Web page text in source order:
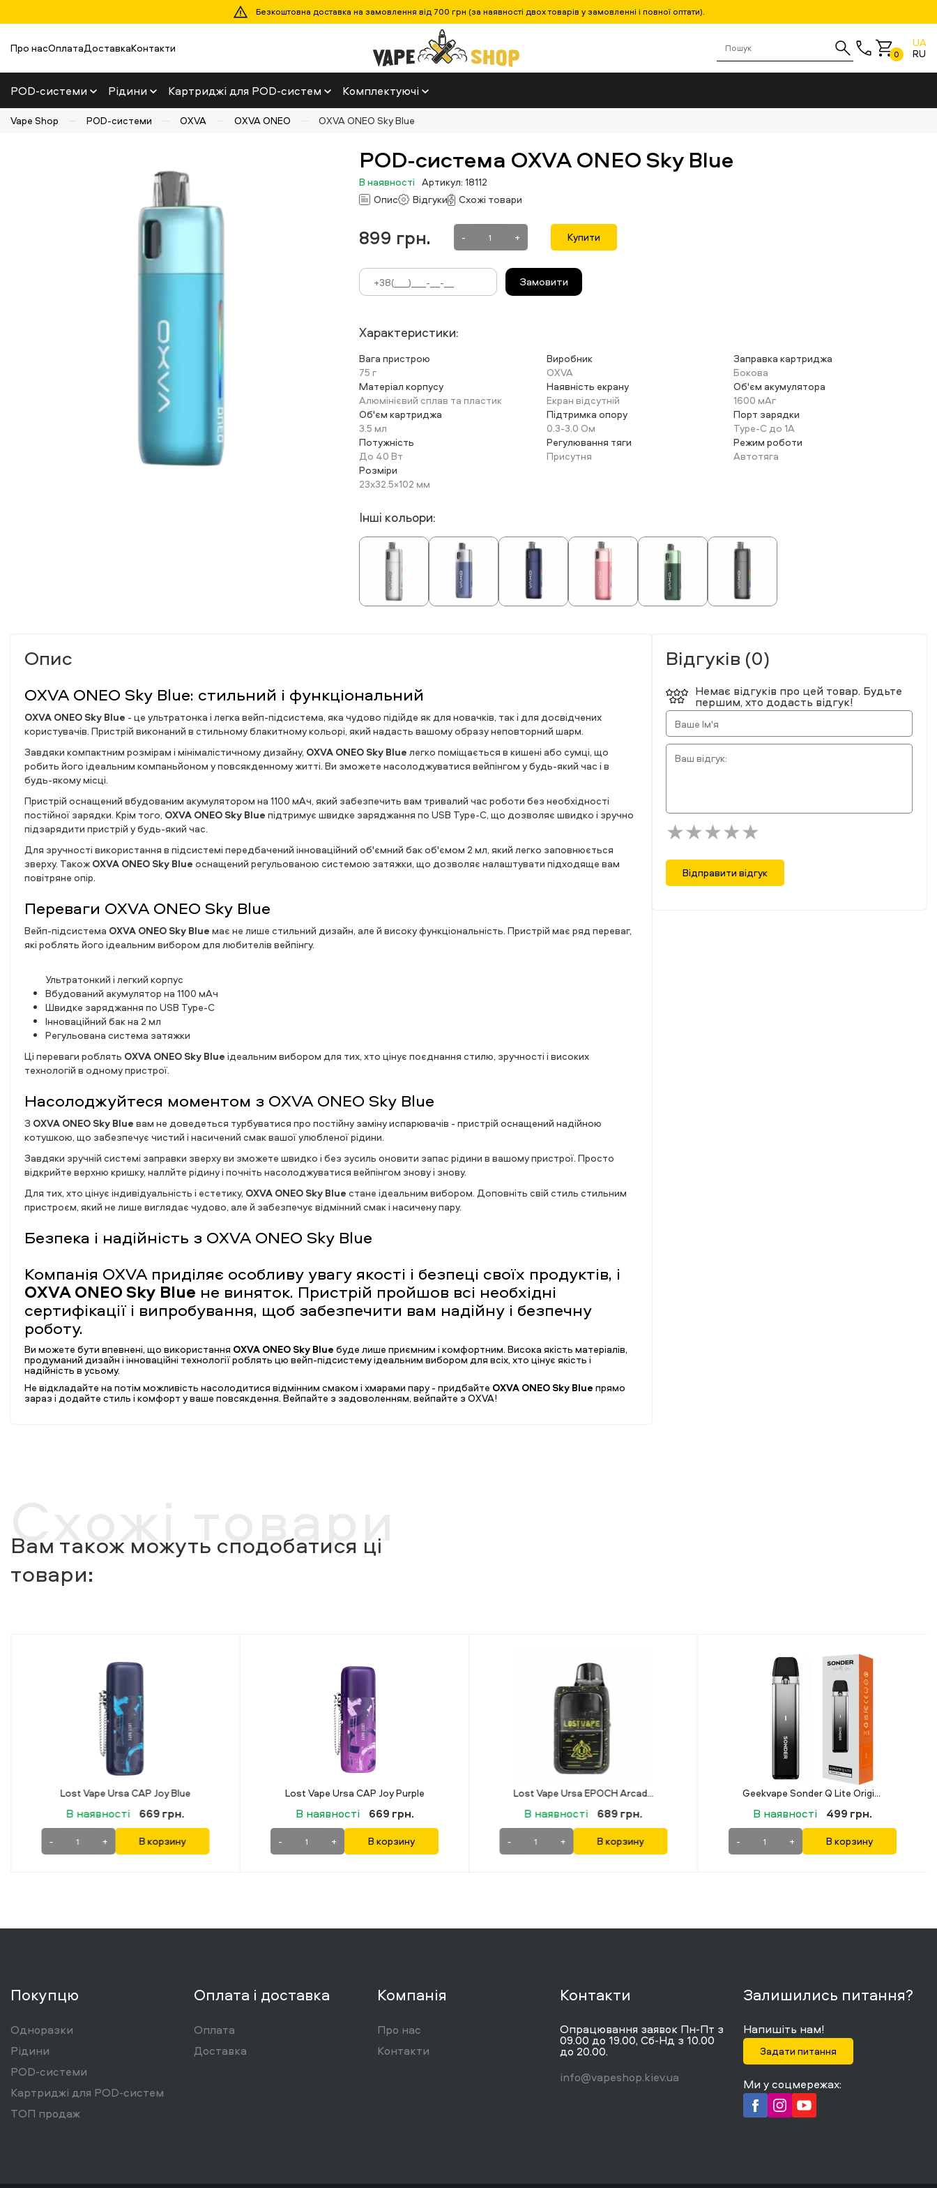
Безкоштовна доставка на замовлення від 700 грн (за наявності двох товарів у замовленні і повної оптати).
Про насОплатаДоставкаКонтакти 0
UA
RU
POD-системи Рідини Картриджі для POD-систем Комплектуючі
Vape Shop POD-системи OXVA OXVA ONEO OXVA ONEO Sky Blue
POD-система OXVA ONEO Sky Blue
В наявності Артикул: 18112
Опис
Відгуки Схожі товари
899 грн. - + Купити
Замовити
Характеристики:
Вага пристрою
75 г
Виробник
OXVA
Заправка картриджа
Бокова
Матеріал корпусу
Алюмінієвий сплав та пластик
Наявність екрану
Екран відсутній
Об'єм акумулятора
1600 мАг
Об'єм картриджа
3.5 мл
Підтримка опору
0.3-3.0 Ом
Порт зарядки
Type-C до 1А
Потужність
До 40 Вт
Регулювання тяги
Присутня
Режим роботи
Автотяга
Розміри
23x32.5×102 мм
Інші кольори:
Опис
OXVA ONEO Sky Blue: стильний і функціональний
OXVA ONEO Sky Blue - це ультратонка і легка вейп-підсистема, яка чудово підійде як для новачків, так і для досвідчених
користувачів. Пристрій виконаний в стильному блакитному кольорі, який надасть вашому образу неповторний шарм.
Завдяки компактним розмірам і мінімалістичному дизайну, OXVA ONEO Sky Blue легко поміщається в кишені або сумці, що
робить його ідеальним компаньйоном у повсякденному житті. Ви зможете насолоджуватися вейпінгом у будь-який час і в
будь-якому місці.
Пристрій оснащений вбудованим акумулятором на 1100 мАч, який забезпечить вам тривалий час роботи без необхідності
постійної зарядки. Крім того, OXVA ONEO Sky Blue підтримує швидке заряджання по USB Type-C, що дозволяє швидко і зручно
підзарядити пристрій у будь-який час.
Для зручності використання в підсистемі передбачений інноваційний об'ємний бак об'ємом 2 мл, який легко заповнюється
зверху. Також OXVA ONEO Sky Blue оснащений регульованою системою затяжки, що дозволяє налаштувати підходяще вам
повітряне опір.
Переваги OXVA ONEO Sky Blue
Вейп-підсистема OXVA ONEO Sky Blue має не лише стильний дизайн, але й високу функціональність. Пристрій має ряд переваг,
які роблять його ідеальним вибором для любителів вейпінгу.
Ультратонкий і легкий корпус
Вбудований акумулятор на 1100 мАч
Швидке заряджання по USB Type-C
Інноваційний бак на 2 мл
Регульована система затяжки
Ці переваги роблять OXVA ONEO Sky Blue ідеальним вибором для тих, хто цінує поєднання стилю, зручності і високих
технологій в одному пристрої.
Насолоджуйтеся моментом з OXVA ONEO Sky Blue
З OXVA ONEO Sky Blue вам не доведеться турбуватися про постійну заміну испарювачів - пристрій оснащений надійною
котушкою, що забезпечує чистий і насичений смак вашої улюбленої рідини.
Завдяки зручній системі заправки зверху ви зможете швидко і без зусиль оновити запас рідини в вашому пристрої. Просто
відкрийте верхню кришку, наллйте рідину і почніть насолоджуватися вейпінгом знову і знову.
Для тих, хто цінує індивідуальність і естетику, OXVA ONEO Sky Blue стане ідеальним вибором. Доповніть свій стиль стильним
пристроєм, який не лише виглядає чудово, але й забезпечує відмінний смак і насичену пару.
Безпека і надійність з OXVA ONEO Sky Blue
Компанія OXVA приділяє особливу увагу якості і безпеці своїх продуктів, і
OXVA ONEO Sky Blue не виняток. Пристрій пройшов всі необхідні
сертифікації і випробування, щоб забезпечити вам надійну і безпечну
роботу.
Ви можете бути впевнені, що використання OXVA ONEO Sky Blue буде лише приємним і комфортним. Висока якість матеріалів,
продуманий дизайн і інноваційні технології роблять цю вейп-підсистему ідеальним вибором для всіх, хто цінує якість і
надійність в усьому.
Не відкладайте на потім можливість насолодитися відмінним смаком і хмарами пару - придбайте OXVA ONEO Sky Blue прямо
зараз і додайте стиль і комфорт у ваше повсякдення. Вейпайте з задоволенням, вейпайте з OXVA!
Відгуків (0)
Немає відгуків про цей товар. Будьте
першим, хто додасть відгук!
Відправити відгук
Схожі товари
Вам також можуть сподобатися ці
товари:
Lost Vape Ursa CAP Joy Purple
В наявності 669 грн.
В корзину
В наявності 689 грн.
В корзину
В наявності 499 грн.
В корзину
В наявності 689 грн.
В корзину
Покупцю
Одноразки
Рідини
POD-системи
Картриджі для POD-систем
ТОП продаж
Оплата і доставка
Оплата
Доставка
Компанія
Про нас
Контакти
Контакти
Опрацювання заявок Пн-Пт з
09.00 до 19.00, Сб-Нд з 10.00
до 20.00.
info@vapeshop.kiev.ua
Залишились питання?
Напишіть нам!
Задати питання
Ми у соцмережах: